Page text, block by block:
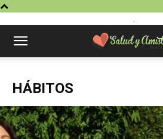
.
HÁBITOS